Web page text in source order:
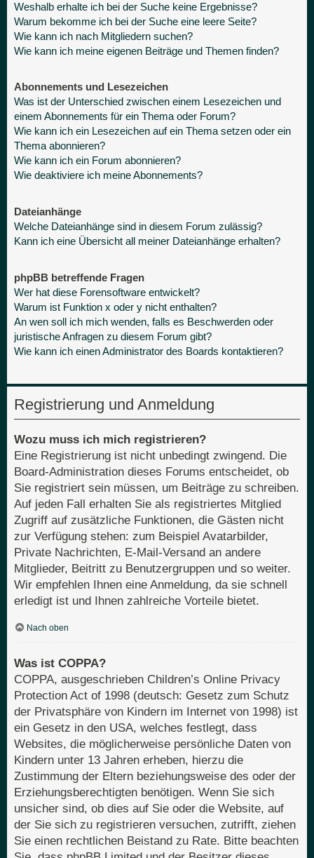
Weshalb erhalte ich bei der Suche keine Ergebnisse?
Warum bekomme ich bei der Suche eine leere Seite?
Wie kann ich nach Mitgliedern suchen?
Wie kann ich meine eigenen Beiträge und Themen finden?
Abonnements und Lesezeichen
Was ist der Unterschied zwischen einem Lesezeichen und
einem Abonnements für ein Thema oder Forum?
Wie kann ich ein Lesezeichen auf ein Thema setzen oder ein
Thema abonnieren?
Wie kann ich ein Forum abonnieren?
Wie deaktiviere ich meine Abonnements?
Dateianhänge
Welche Dateianhänge sind in diesem Forum zulässig?
Kann ich eine Übersicht all meiner Dateianhänge erhalten?
phpBB betreffende Fragen
Wer hat diese Forensoftware entwickelt?
Warum ist Funktion x oder y nicht enthalten?
An wen soll ich mich wenden, falls es Beschwerden oder
juristische Anfragen zu diesem Forum gibt?
Wie kann ich einen Administrator des Boards kontaktieren?
Registrierung und Anmeldung
Wozu muss ich mich registrieren?
Eine Registrierung ist nicht unbedingt zwingend. Die
Board-Administration dieses Forums entscheidet, ob
Sie registriert sein müssen, um Beiträge zu schreiben.
Auf jeden Fall erhalten Sie als registriertes Mitglied
Zugriff auf zusätzliche Funktionen, die Gästen nicht
zur Verfügung stehen: zum Beispiel Avatarbilder,
Private Nachrichten, E-Mail-Versand an andere
Mitglieder, Beitritt zu Benutzergruppen und so weiter.
Wir empfehlen Ihnen eine Anmeldung, da sie schnell
erledigt ist und Ihnen zahlreiche Vorteile bietet.
Nach oben
Was ist COPPA?
COPPA, ausgeschrieben Children’s Online Privacy
Protection Act of 1998 (deutsch: Gesetz zum Schutz
der Privatsphäre von Kindern im Internet von 1998) ist
ein Gesetz in den USA, welches festlegt, dass
Websites, die möglicherweise persönliche Daten von
Kindern unter 13 Jahren erheben, hierzu die
Zustimmung der Eltern beziehungsweise des oder der
Erziehungsberechtigten benötigen. Wenn Sie sich
unsicher sind, ob dies auf Sie oder die Website, auf
der Sie sich zu registrieren versuchen, zutrifft, ziehen
Sie einen rechtlichen Beistand zu Rate. Bitte beachten